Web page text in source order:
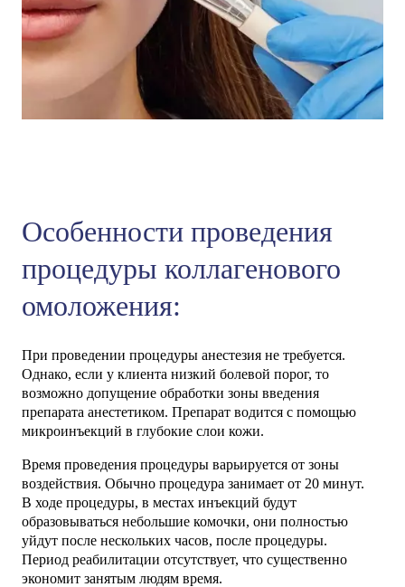
Особенности проведения
процедуры коллагенового
омоложения:
При проведении процедуры анестезия не требуется.
Однако, если у клиента низкий болевой порог, то
возможно допущение обработки зоны введения
препарата анестетиком. Препарат водится с помощью
микроинъекций в глубокие слои кожи.
Время проведения процедуры варьируется от зоны
воздействия. Обычно процедура занимает от 20 минут.
В ходе процедуры, в местах инъекций будут
образовываться небольшие комочки, они полностью
уйдут после нескольких часов, после процедуры.
Период реабилитации отсутствует, что существенно
экономит занятым людям время.